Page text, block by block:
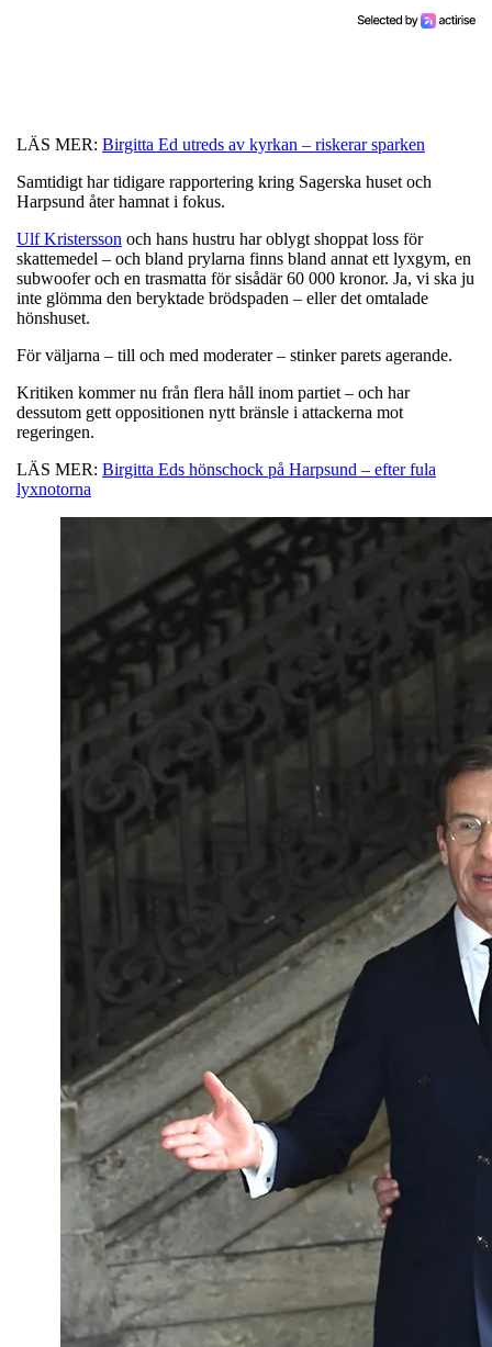
LÄS MER: Birgitta Ed utreds av kyrkan – riskerar sparken
Samtidigt har tidigare rapportering kring Sagerska huset och
Harpsund åter hamnat i fokus.
Ulf Kristersson och hans hustru har oblygt shoppat loss för
skattemedel – och bland prylarna finns bland annat ett lyxgym, en
subwoofer och en trasmatta för sisådär 60 000 kronor. Ja, vi ska ju
inte glömma den beryktade brödspaden – eller det omtalade
hönshuset.
För väljarna – till och med moderater – stinker parets agerande.
Kritiken kommer nu från flera håll inom partiet – och har
dessutom gett oppositionen nytt bränsle i attackerna mot
regeringen.
LÄS MER: Birgitta Eds hönschock på Harpsund – efter fula
lyxnotorna